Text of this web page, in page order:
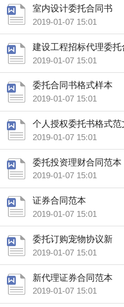
室内设计委托合同书
2019-01-07 15:01
建设工程招标代理委托
2019-01-07 15:01
委托合同书格式样本
2019-01-07 15:01
个人授权委托书格式范
2019-01-07 15:01
委托投资理财合同范本
2019-01-07 15:01
证券合同范本
2019-01-07 15:01
委托订购宠物协议新
2019-01-07 15:01
新代理证券合同范本
2019-01-07 15:01